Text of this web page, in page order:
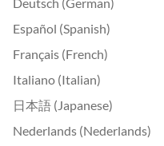
Español (Spanish)
Français (French)
Italiano (Italian)
日本語 (Japanese)
Nederlands (Nederlands)